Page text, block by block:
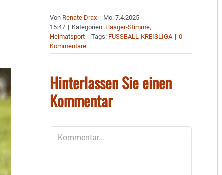
Von Renate Drax | Mo. 7.4.2025 -
15:47 | Kategorien: Haager-Stimme,
Heimatsport | Tags: FUSSBALL-KREISLIGA | 0
Kommentare
Hinterlassen Sie einen
Kommentar